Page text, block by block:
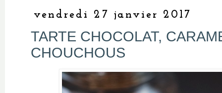
vendredi 27 janvier 2017
TARTE CHOCOLAT,
CHOUCHOUS